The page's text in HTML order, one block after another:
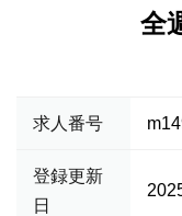
全
求人番号
登録更新
日